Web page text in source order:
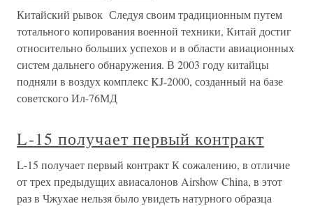
Китайский рывок Следуя своим традиционным путем
тотального копирования военной техники, Китай достиг
относительно больших успехов и в области авиационных
систем дальнего обнаружения. В 2003 году китайцы
подняли в воздух комплекс KJ-2000, созданный на базе
советского Ил-76МД
L-15 получает первый контракт
L-15 получает первый контракт К сожалению, в отличие
от трех предыдущих авиасалонов Airshow China, в этот
раз в Чжухае нельзя было увидеть натурного образца